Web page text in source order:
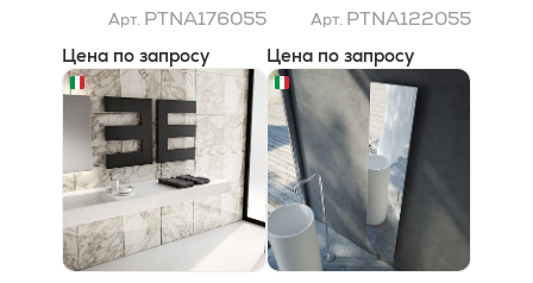
Арт. PTNA176055
Цена по запросу
Арт. PTNA122055
Цена по запросу